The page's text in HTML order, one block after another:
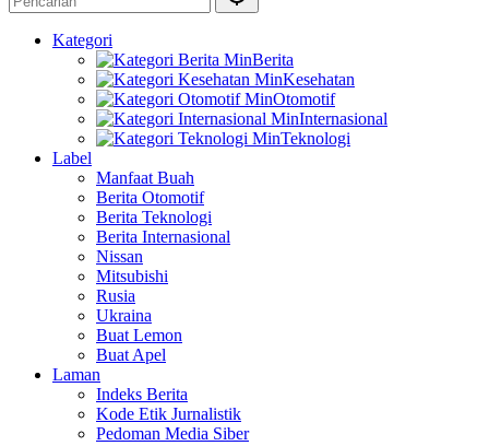
Kategori
Berita
Kesehatan
Otomotif
Internasional
Teknologi
Label
Manfaat Buah
Berita Otomotif
Berita Teknologi
Berita Internasional
Nissan
Mitsubishi
Rusia
Ukraina
Buat Lemon
Buat Apel
Laman
Indeks Berita
Kode Etik Jurnalistik
Pedoman Media Siber